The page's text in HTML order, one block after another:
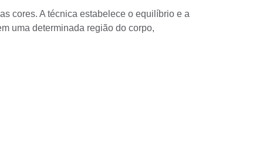
cores. A técnica estabelece o equilíbrio e a
uma determinada região do corpo,